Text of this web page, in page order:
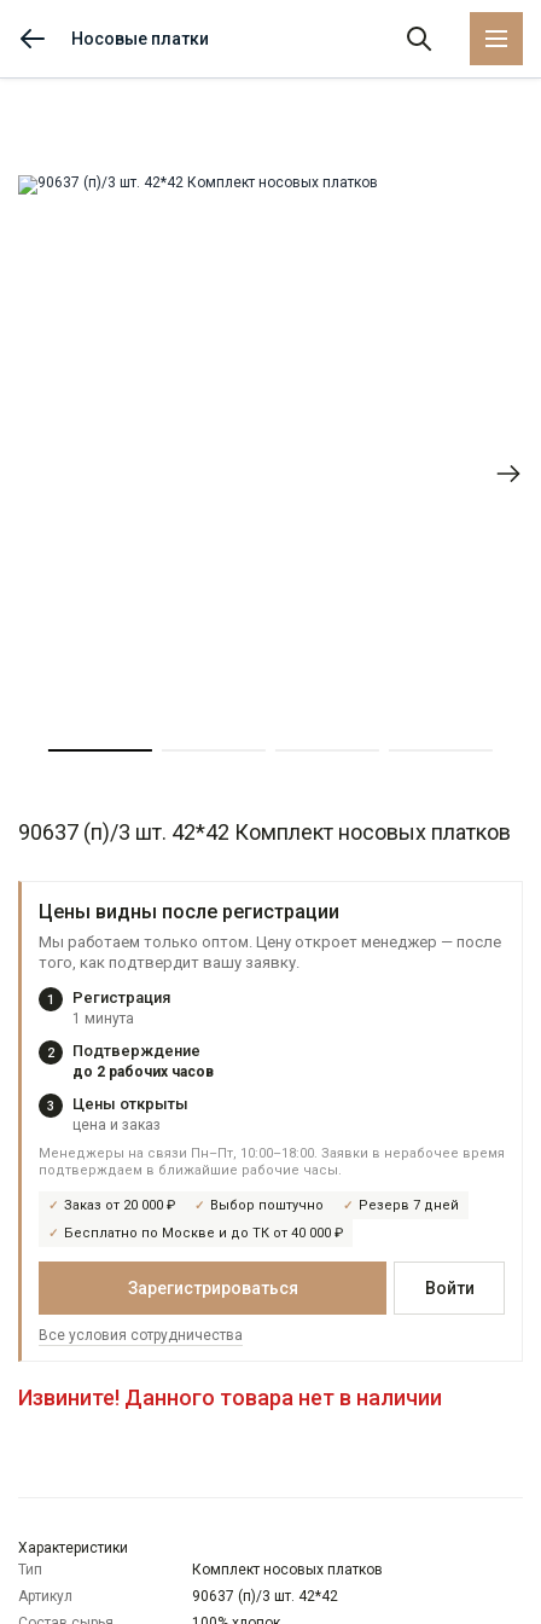
Носовые платки
90637 (п)/3 шт. 42*42 Комплект носовых платков
Цены видны после регистрации
Мы работаем только оптом. Цену откроет менеджер — после
того, как подтвердит вашу заявку.
1 Регистрация
1 минута
2 Подтверждение
до 2 рабочих часов
3 Цены открыты
цена и заказ
Менеджеры на связи Пн–Пт, 10:00–18:00. Заявки в нерабочее время
подтверждаем в ближайшие рабочие часы.
Заказ от 20 000 ₽ Выбор поштучно
Резерв 7 дней
Бесплатно по Москве и до ТК от 40 000 ₽
Зарегистрироваться Войти
Все условия сотрудничества
Извините! Данного товара нет в наличии
Характеристики
Тип
Комплект носовых платков
Артикул
90637 (п)/3 шт. 42*42